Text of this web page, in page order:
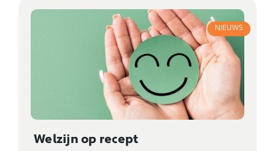
NIEUWS
Welzijn op recept